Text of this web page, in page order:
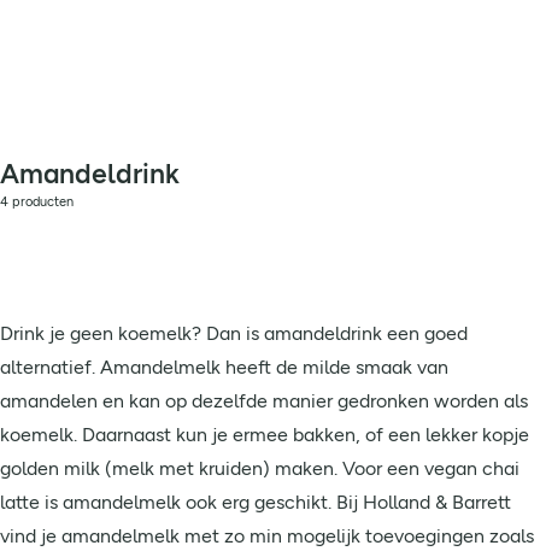
Amandeldrink
4 producten
Drink je geen koemelk? Dan is amandeldrink een goed
alternatief. Amandelmelk heeft de milde smaak van
amandelen en kan op dezelfde manier gedronken worden als
koemelk. Daarnaast kun je ermee bakken, of een lekker kopje
golden milk (melk met kruiden) maken. Voor een vegan chai
latte is amandelmelk ook erg geschikt. Bij Holland & Barrett
vind je amandelmelk met zo min mogelijk toevoegingen zoals